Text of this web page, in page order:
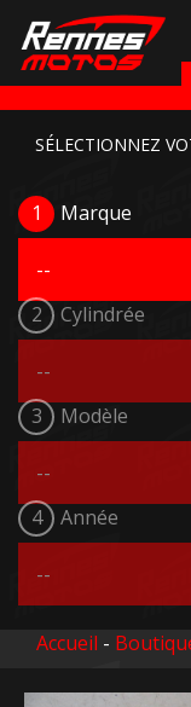
SÉLECTIONNEZ
1 Marque
2 Cylindrée
3 Modèle
4 Année
Accueil -